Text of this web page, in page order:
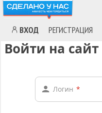
ВХОД РЕГИСТРАЦИЯ
Войти на сайт
Логин *